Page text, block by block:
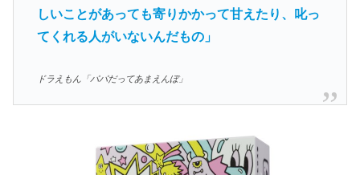
しいことがあっても寄りかかって甘えたり、叱っ
てくれる人がいないんだもの」
ドラえもん「パパだってあまえんぼ」